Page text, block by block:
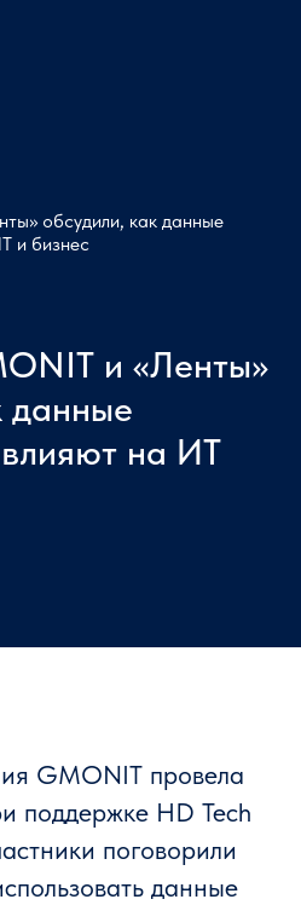
обсудили, как данные
и бизнес
и «Ленты»
данные
на ИТ
GMONIT провела
поддержке HD Tech
поговорили
данные